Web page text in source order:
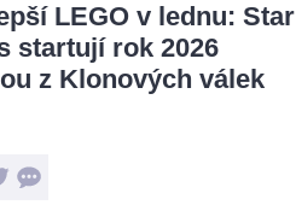
LEGO v lednu: Star
startují rok 2026
z Klonových válek